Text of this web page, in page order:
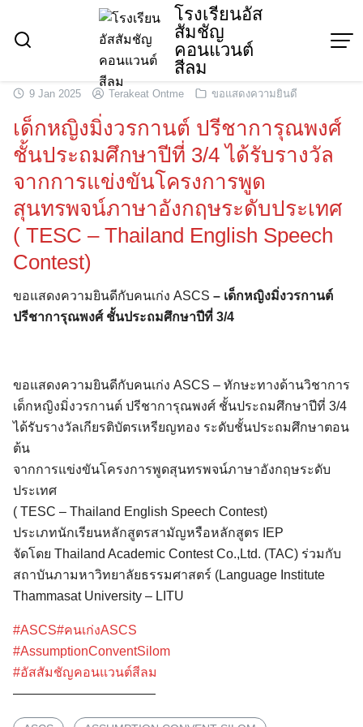
content
โรงเรียนอัส
สัมชัญ
คอนแวนต์
สีลม
Search
9 Jan 2025 Terakeat Ontme ขอแสดงความยินดี
เด็กหญิงมิ่งวรกานต์ ปรีชาการุณพงศ์
ชั้นประถมศึกษาปีที่ 3/4 ได้รับรางวัล
จากการแข่งขันโครงการพูด
สุนทรพจน์ภาษาอังกฤษระดับประเทศ
( TESC – Thailand English Speech
Contest)
ขอแสดงความยินดีกับคนเก่ง ASCS – เด็กหญิงมิ่งวรกานต์
ปรีชาการุณพงศ์ ชั้นประถมศึกษาปีที่ 3/4
ขอแสดงความยินดีกับคนเก่ง ASCS – ทักษะทางด้านวิชาการ
เด็กหญิงมิ่งวรกานต์ ปรีชาการุณพงศ์ ชั้นประถมศึกษาปีที่ 3/4
ได้รับรางวัลเกียรติบัตรเหรียญทอง ระดับชั้นประถมศึกษาตอน
ต้น
จากการแข่งขันโครงการพูดสุนทรพจน์ภาษาอังกฤษระดับ
ประเทศ
( TESC – Thailand English Speech Contest)
ประเภทนักเรียนหลักสูตรสามัญหรือหลักสูตร IEP
จัดโดย Thailand Academic Contest Co.,Ltd. (TAC) ร่วมกับ
สถาบันภามหาวิทยาลัยธรรมศาสตร์ (Language Institute
Thammasat University – LITU
#ASCS#คนเก่งASCS
#AssumptionConventSilom
#อัสสัมชัญคอนแวนต์สีลม
———————————